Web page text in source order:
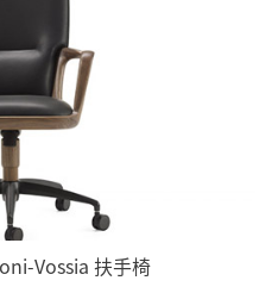
Vossia 扶手椅